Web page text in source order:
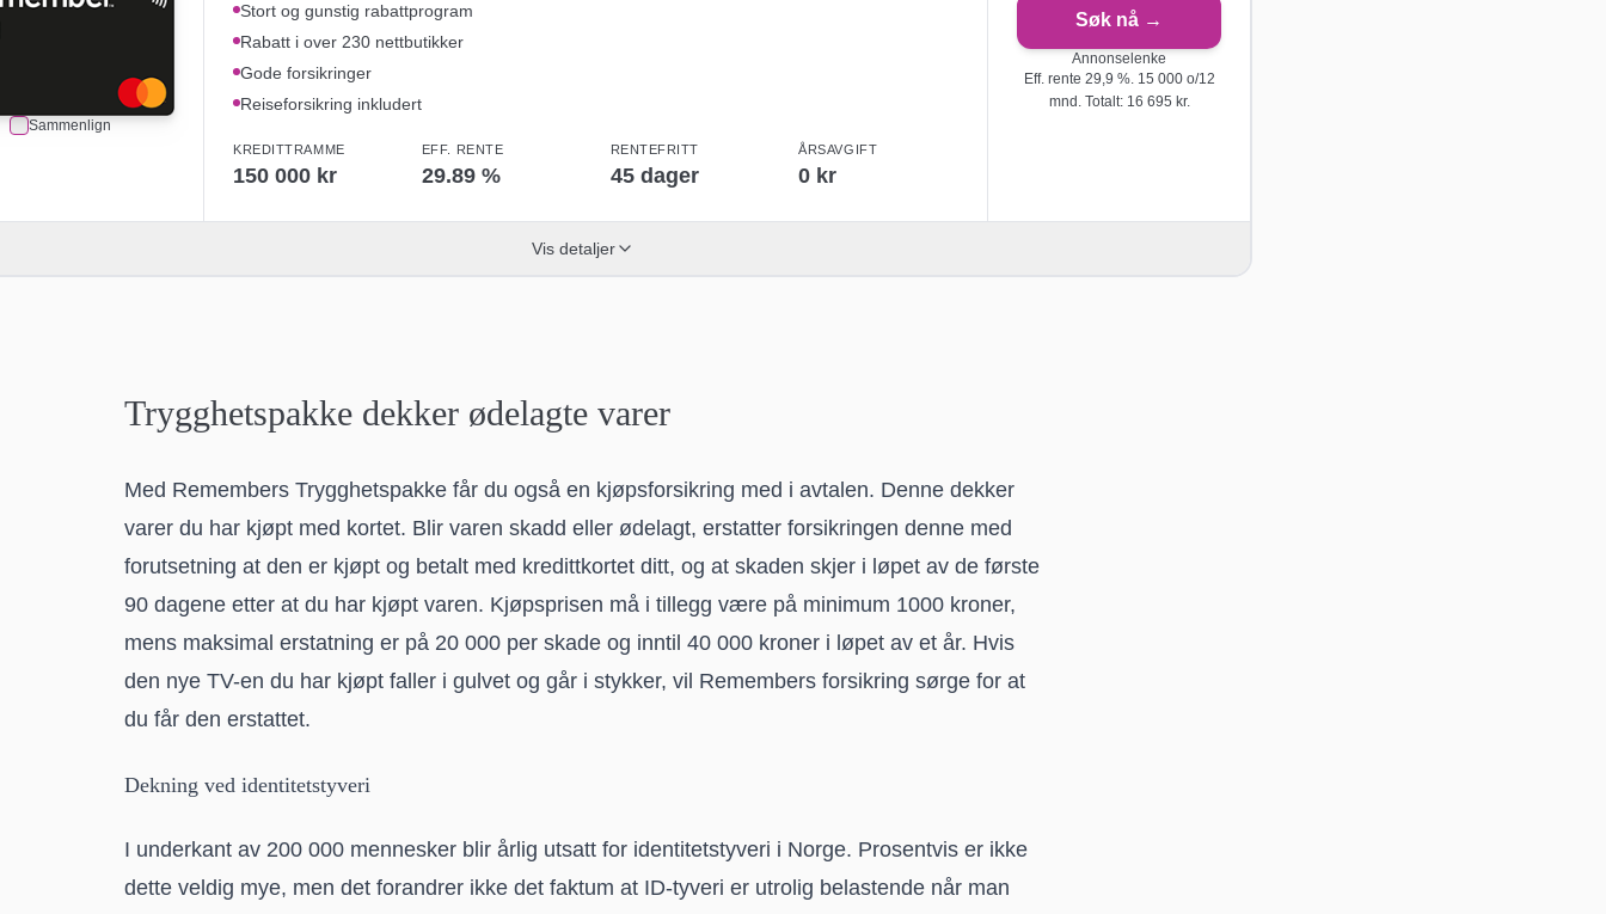
Sammenlign
Stort og gunstig rabattprogram
Rabatt i over 230 nettbutikker
Gode forsikringer
Reiseforsikring inkludert
KREDITTRAMME
150 000 kr
EFF. RENTE
29.89%
RENTEFRITT
45dager
ÅRSAVGIFT
0 kr
Søk nå →
Annonselenke
Eff. rente 29,9 %. 15 000o/12
mnd. Totalt: 16 695 kr.
Vis detaljer
Trygghetspakke dekker ødelagte varer
Med Remembers Trygghetspakke får du også en kjøpsforsikring med i avtalen. Denne dekker
varer du har kjøpt med kortet. Blir varen skadd eller ødelagt, erstatter forsikringen denne med
forutsetning at den er kjøpt og betalt med kredittkortet ditt, og at skaden skjer i løpet av de første
90 dagene etter at du har kjøpt varen. Kjøpsprisen må i tillegg være på minimum 1000 kroner,
mens maksimal erstatning er på 20 000 per skade og inntil 40 000 kroner i løpet av et år. Hvis
den nye TV-en du har kjøpt faller i gulvet og går i stykker, vil Remembers forsikring sørge for at
du får den erstattet.
Dekning ved identitetstyveri
I underkant av 200 000 mennesker blir årlig utsatt for identitetstyveri i Norge. Prosentvis er ikke
dette veldig mye, men det forandrer ikke det faktum at ID-tyveri er utrolig belastende når man